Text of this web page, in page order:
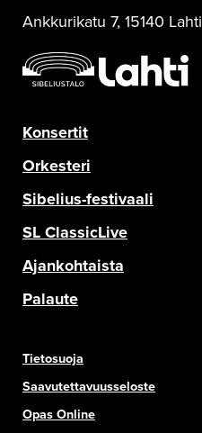
Ankkurikatu 7, 15140 Lahti
Konsertit
Orkesteri
Sibelius-festivaali
SL ClassicLive
Ajankohtaista
Palaute
Tietosuoja
Saavutettavuusseloste
Opas Online